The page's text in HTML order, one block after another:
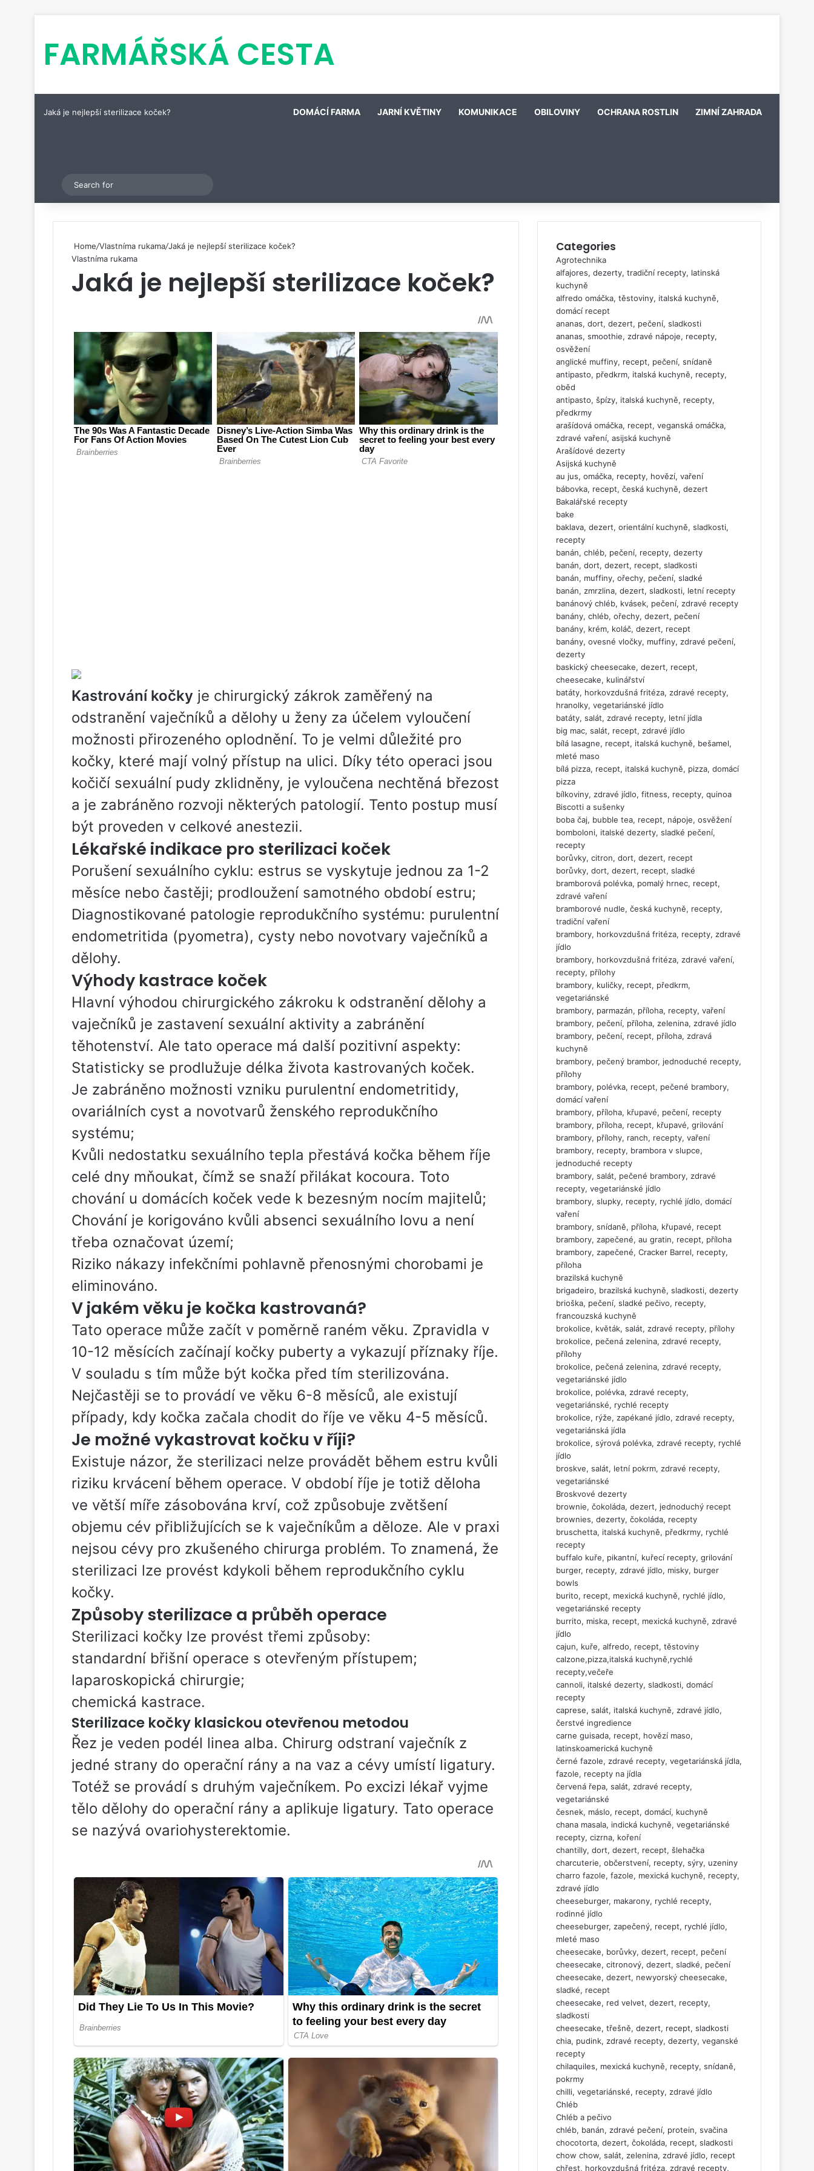
FARMÁŘSKÁ CESTA
Jaká je nejlepší sterilizace koček? DOMÁCÍ FARMA JARNÍ KVĚTINY KOMUNIKACE OBILOVINY OCHRANA ROSTLIN ZIMNÍ ZAHRADA
Switch skin
for
Home/Vlastníma rukama/Jaká je nejlepší sterilizace koček?
Vlastníma rukama
Jaká je nejlepší sterilizace koček?
Kastrování kočky je chirurgický zákrok zaměřený na
odstranění vaječníků a dělohy u ženy za účelem vyloučení
možnosti přirozeného oplodnění. To je velmi důležité pro
kočky, které mají volný přístup na ulici. Díky této operaci jsou
kočičí sexuální pudy zklidněny, je vyloučena nechtěná březost
a je zabráněno rozvoji některých patologií. Tento postup musí
být proveden v celkové anestezii.
Lékařské indikace pro sterilizaci koček
Porušení sexuálního cyklu: estrus se vyskytuje jednou za 1-2
měsíce nebo častěji; prodloužení samotného období estru;
Diagnostikované patologie reprodukčního systému: purulentní
endometritida (pyometra), cysty nebo novotvary vaječníků a
dělohy.
Výhody kastrace koček
Hlavní výhodou chirurgického zákroku k odstranění dělohy a
vaječníků je zastavení sexuální aktivity a zabránění
těhotenství. Ale tato operace má další pozitivní aspekty:
Statisticky se prodlužuje délka života kastrovaných koček.
Je zabráněno možnosti vzniku purulentní endometritidy,
ovariálních cyst a novotvarů ženského reprodukčního
systému;
Kvůli nedostatku sexuálního tepla přestává kočka během říje
celé dny mňoukat, čímž se snaží přilákat kocoura. Toto
chování u domácích koček vede k bezesným nocím majitelů;
Chování je korigováno kvůli absenci sexuálního lovu a není
třeba označovat území;
Riziko nákazy infekčními pohlavně přenosnými chorobami je
eliminováno.
V jakém věku je kočka kastrovaná?
Tato operace může začít v poměrně raném věku. Zpravidla v
10-12 měsících začínají kočky puberty a vykazují příznaky říje.
V souladu s tím může být kočka před tím sterilizována.
Nejčastěji se to provádí ve věku 6-8 měsíců, ale existují
případy, kdy kočka začala chodit do říje ve věku 4-5 měsíců.
Je možné vykastrovat kočku v říji?
Existuje názor, že sterilizaci nelze provádět během estru kvůli
riziku krvácení během operace. V období říje je totiž děloha
ve větší míře zásobována krví, což způsobuje zvětšení
objemu cév přibližujících se k vaječníkům a děloze. Ale v praxi
nejsou cévy pro zkušeného chirurga problém. To znamená, že
sterilizaci lze provést kdykoli během reprodukčního cyklu
kočky.
Způsoby sterilizace a průběh operace
Sterilizaci kočky lze provést třemi způsoby:
standardní břišní operace s otevřeným přístupem;
laparoskopická chirurgie;
chemická kastrace.
Sterilizace kočky klasickou otevřenou metodou
Řez je veden podél linea alba. Chirurg odstraní vaječník z
jedné strany do operační rány a na vaz a cévy umístí ligatury.
Totéž se provádí s druhým vaječníkem. Po excizi lékař vyjme
tělo dělohy do operační rány a aplikuje ligatury. Tato operace
se nazývá ovariohysterektomie.
Categories
Agrotechnika
alfajores, dezerty, tradiční recepty, latinská
kuchyně
alfredo omáčka, těstoviny, italská kuchyně,
domácí recept
ananas, dort, dezert, pečení, sladkosti
ananas, smoothie, zdravé nápoje, recepty,
osvěžení
anglické muffiny, recept, pečení, snídaně
antipasto, předkrm, italská kuchyně, recepty,
oběd
antipasto, špízy, italská kuchyně, recepty,
předkrmy
arašídová omáčka, recept, veganská omáčka,
zdravé vaření, asijská kuchyně
Arašídové dezerty
Asijská kuchyně
au jus, omáčka, recepty, hovězí, vaření
bábovka, recept, česká kuchyně, dezert
Bakalářské recepty
bake
baklava, dezert, orientální kuchyně, sladkosti,
recepty
banán, chléb, pečení, recepty, dezerty
banán, dort, dezert, recept, sladkosti
banán, muffiny, ořechy, pečení, sladké
banán, zmrzlina, dezert, sladkosti, letní recepty
banánový chléb, kvásek, pečení, zdravé recepty
banány, chléb, ořechy, dezert, pečení
banány, krém, koláč, dezert, recept
banány, ovesné vločky, muffiny, zdravé pečení,
dezerty
baskický cheesecake, dezert, recept,
cheesecake, kulinářství
batáty, horkovzdušná fritéza, zdravé recepty,
hranolky, vegetariánské jídlo
batáty, salát, zdravé recepty, letní jídla
big mac, salát, recept, zdravé jídlo
bílá lasagne, recept, italská kuchyně, bešamel,
mleté maso
bílá pizza, recept, italská kuchyně, pizza, domácí
pizza
bílkoviny, zdravé jídlo, fitness, recepty, quinoa
Biscotti a sušenky
boba čaj, bubble tea, recept, nápoje, osvěžení
bomboloni, italské dezerty, sladké pečení,
recepty
borůvky, citron, dort, dezert, recept
borůvky, dort, dezert, recept, sladké
bramborová polévka, pomalý hrnec, recept,
zdravé vaření
bramborové nudle, česká kuchyně, recepty,
tradiční vaření
brambory, horkovzdušná fritéza, recepty, zdravé
jídlo
brambory, horkovzdušná fritéza, zdravé vaření,
recepty, přílohy
brambory, kuličky, recept, předkrm,
vegetariánské
brambory, parmazán, příloha, recepty, vaření
brambory, pečení, příloha, zelenina, zdravé jídlo
brambory, pečení, recept, příloha, zdravá
kuchyně
brambory, pečený brambor, jednoduché recepty,
přílohy
brambory, polévka, recept, pečené brambory,
domácí vaření
brambory, příloha, křupavé, pečení, recepty
brambory, příloha, recept, křupavé, grilování
brambory, přílohy, ranch, recepty, vaření
brambory, recepty, brambora v slupce,
jednoduché recepty
brambory, salát, pečené brambory, zdravé
recepty, vegetariánské jídlo
brambory, slupky, recepty, rychlé jídlo, domácí
vaření
brambory, snídaně, příloha, křupavé, recept
brambory, zapečené, au gratin, recept, příloha
brambory, zapečené, Cracker Barrel, recepty,
příloha
brazilská kuchyně
brigadeiro, brazilská kuchyně, sladkosti, dezerty
brioška, pečení, sladké pečivo, recepty,
francouzská kuchyně
brokolice, květák, salát, zdravé recepty, přílohy
brokolice, pečená zelenina, zdravé recepty,
přílohy
brokolice, pečená zelenina, zdravé recepty,
vegetariánské jídlo
brokolice, polévka, zdravé recepty,
vegetariánské, rychlé recepty
brokolice, rýže, zapékané jídlo, zdravé recepty,
vegetariánská jídla
brokolice, sýrová polévka, zdravé recepty, rychlé
jídlo
broskve, salát, letní pokrm, zdravé recepty,
vegetariánské
Broskvové dezerty
brownie, čokoláda, dezert, jednoduchý recept
brownies, dezerty, čokoláda, recepty
bruschetta, italská kuchyně, předkrmy, rychlé
recepty
buffalo kuře, pikantní, kuřecí recepty, grilování
burger, recepty, zdravé jídlo, misky, burger
bowls
burito, recept, mexická kuchyně, rychlé jídlo,
vegetariánské recepty
burrito, miska, recept, mexická kuchyně, zdravé
jídlo
cajun, kuře, alfredo, recept, těstoviny
calzone,pizza,italská kuchyně,rychlé
recepty,večeře
cannoli, italské dezerty, sladkosti, domácí
recepty
caprese, salát, italská kuchyně, zdravé jídlo,
čerstvé ingredience
carne guisada, recept, hovězí maso,
latinskoamerická kuchyně
černé fazole, zdravé recepty, vegetariánská jídla,
fazole, recepty na jídla
červená řepa, salát, zdravé recepty,
vegetariánské
česnek, máslo, recept, domácí, kuchyně
chana masala, indická kuchyně, vegetariánské
recepty, cizrna, koření
chantilly, dort, dezert, recept, šlehačka
charcuterie, občerstvení, recepty, sýry, uzeniny
charro fazole, fazole, mexická kuchyně, recepty,
zdravé jídlo
cheeseburger, makarony, rychlé recepty,
rodinné jídlo
cheeseburger, zapečený, recept, rychlé jídlo,
mleté maso
cheesecake, borůvky, dezert, recept, pečení
cheesecake, citronový, dezert, sladké, pečení
cheesecake, dezert, newyorský cheesecake,
sladké, recept
cheesecake, red velvet, dezert, recepty,
sladkosti
cheesecake, třešně, dezert, recept, sladkosti
chia, pudink, zdravé recepty, dezerty, veganské
recepty
chilaquiles, mexická kuchyně, recepty, snídaně,
pokrmy
chilli, vegetariánské, recepty, zdravé jídlo
Chléb
Chléb a pečivo
chléb, banán, zdravé pečení, protein, svačina
chocotorta, dezert, čokoláda, recept, sladkosti
chow chow, salát, zelenina, zdravé jídlo, recept
chřest, horkovzdušná fritéza, zdravé recepty,